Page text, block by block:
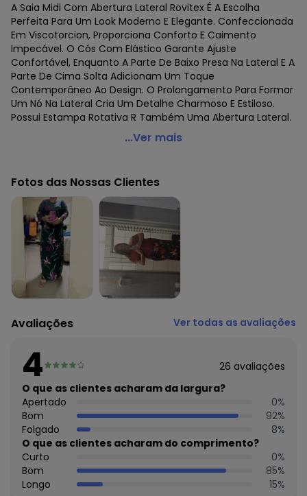
A Saia Midi Com Abertura Lateral Rovitex É A Escolha
Perfeita Para Um Look Moderno E Elegante. Confeccionada
Em Viscotorcion, Proporciona Conforto E Caimento
Impecável. O Cós Com Elástico Garante Ajuste
Confortável, Enquanto A Parte De Baixo Presa Na Lateral E A
Parte De Cima Solta Adicionam Um Toque
Contemporâneo Ao Design. O Prolongamento Para Formar
Um Nó Na Lateral Cria Um Detalhe Charmoso E Estiloso.
Possui Estampa Rotativa R Também Uma Abertura Lateral.
Rovitex - Saia Midi com Abertura Lateral Preto
Comprimento: Midi
Fornecedor: ROVITEX IND E COM DE MALHAS LTDA / CNPJ
79.233.672/0010-98
Feito: Brasil
Cuidados para conservação do produto: Lavar à mão.
Não usar alvejante.
Não usar secadora.
Secar na sombra.
Passar temperatura mínima.
Não lavar a seco.
Composição: Peca Total 4% Elastano 96% Viscose
Histórico de preços
O preço apresentado abaixo é o menor oferecido em
algum dia do mês, para o menor tamanho disponível.
agosto/2026
N/D*
julho/2026 R$ 34,99
junho/2026 R$ 34,99
maio/2026 R$ 34,99
abril/2026 R$ 34,99
março/2026 N/D*
fevereiro/2026 R$ 34,99
...Ver mais
Fotos das Nossas Clientes
Avaliações Ver todas as avaliações
4 26 avaliações
O que as clientes acharam da largura?
Apertado
0%
Bom
92%
Folgado
8%
O que as clientes acharam do comprimento?
Curto
0%
Bom
85%
Longo
15%